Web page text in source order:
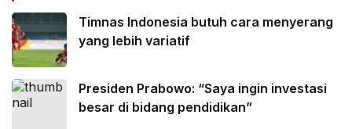
Timnas Indonesia butuh cara menyerang
yang lebih variatif
Presiden Prabowo: “Saya ingin investasi
besar di bidang pendidikan”